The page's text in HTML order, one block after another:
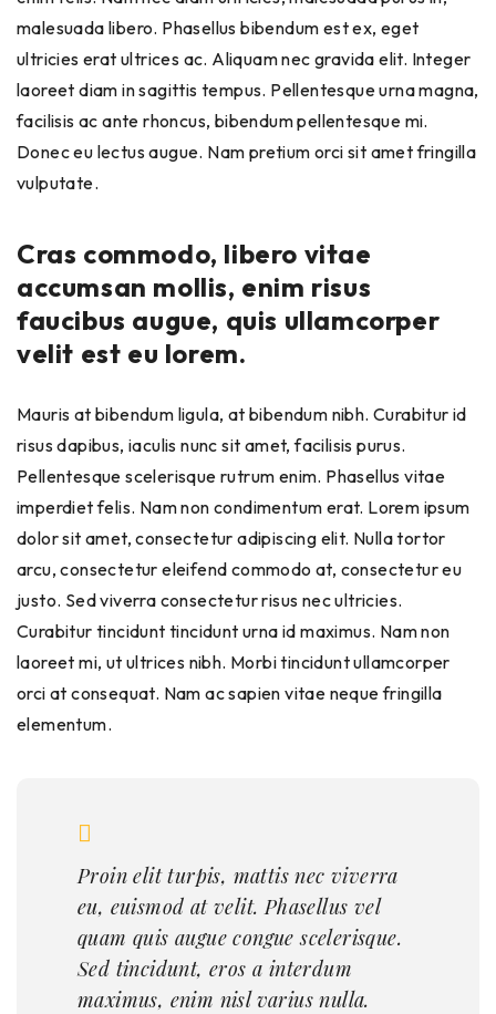
malesuada libero. Phasellus bibendum est ex, eget
ultricies erat ultrices ac. Aliquam nec gravida elit. Integer
laoreet diam in sagittis tempus. Pellentesque urna magna,
facilisis ac ante rhoncus, bibendum pellentesque mi.
Donec eu lectus augue. Nam pretium orci sit amet fringilla
vulputate.
Cras commodo, libero vitae
accumsan mollis, enim risus
faucibus augue, quis ullamcorper
velit est eu lorem.
Mauris at bibendum ligula, at bibendum nibh. Curabitur id
risus dapibus, iaculis nunc sit amet, facilisis purus.
Pellentesque scelerisque rutrum enim. Phasellus vitae
imperdiet felis. Nam non condimentum erat. Lorem ipsum
dolor sit amet, consectetur adipiscing elit. Nulla tortor
arcu, consectetur eleifend commodo at, consectetur eu
justo. Sed viverra consectetur risus nec ultricies.
Curabitur tincidunt tincidunt urna id maximus. Nam non
laoreet mi, ut ultrices nibh. Morbi tincidunt ullamcorper
orci at consequat. Nam ac sapien vitae neque fringilla
elementum.
Proin elit turpis, mattis nec viverra
eu, euismod at velit. Phasellus vel
quam quis augue congue scelerisque.
Sed tincidunt, eros a interdum
maximus, enim nisl varius nulla.